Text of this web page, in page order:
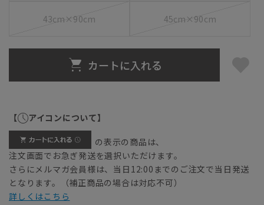
43cm×90cm 45cm×90cm
カートに入れる
【 アイコンについて】
の表示の商品は、
注文画面でお急ぎ発送を選択いただけます。
さらにメルマガ会員様は、当日12:00までのご注文で当日発送
となります。（補正商品の場合は対応不可）
詳しくはこちら